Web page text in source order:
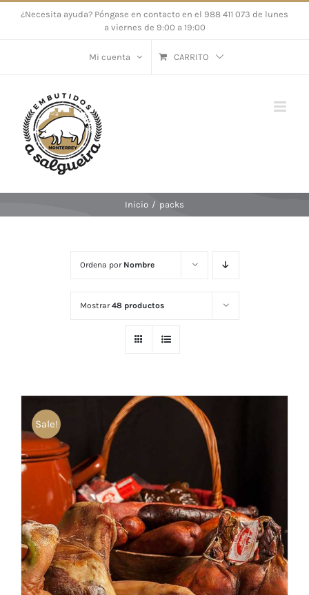
Saltar¿Necesita ayuda? Póngase en contacto en el 988 411 073 de lunes
a viernes de 9:00 a 19:00
Mi cuenta CARRITO
Inicio / packs
Ordena por Nombre
Mostrar48 productos
Sale!